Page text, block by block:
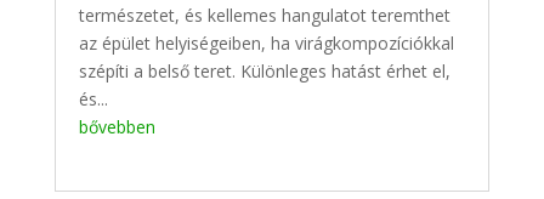
természetet, és kellemes hangulatot teremthet
az épület helyiségeiben, ha virágkompozíciókkal
szépíti a belső teret. Különleges hatást érhet el,
és...
bővebben